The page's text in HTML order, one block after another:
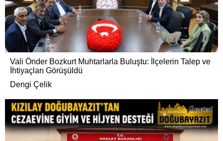
Vali Önder Bozkurt Muhtarlarla Buluştu: İlçelerin Talep ve
İhtiyaçları Görüşüldü
Dengi Çelik